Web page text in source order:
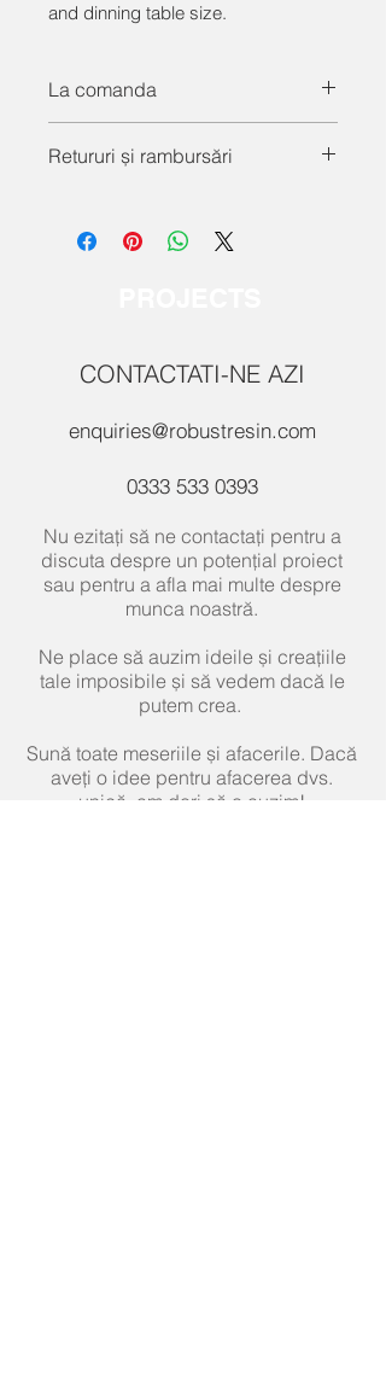
and dinning table size.
La comanda
ne astăzi pentru a discuta cerințele
Retururi și rambursări
comandă și nu pot fi returnate. Le
rugăm pe clienții noștri să ne
CONTACTATI-NE AZI
enquiries@robustresin.com
0333 533 0393
Nu ezitați să ne contactați pentru a
discuta despre un potențial proiect
sau pentru a afla mai multe despre
munca noastră.
Ne place să auzim ideile și creațiile
tale imposibile și să vedem dacă le
putem crea.
Sună toate meseriile și afacerile. Dacă
aveți o idee pentru afacerea dvs.
unică, am dori să o auzim!